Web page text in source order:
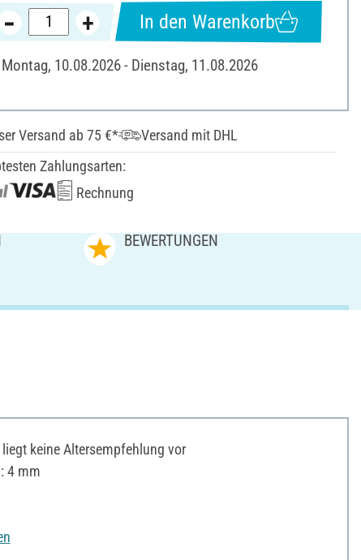
In den Warenkorb
10.08.2026 - Dienstag, 11.08.2026
Versand ab 75 €*
Versand mit DHL
Zahlungsarten:
Rechnung
BEWERTUNGEN
keine Altersempfehlung vor
4 mm